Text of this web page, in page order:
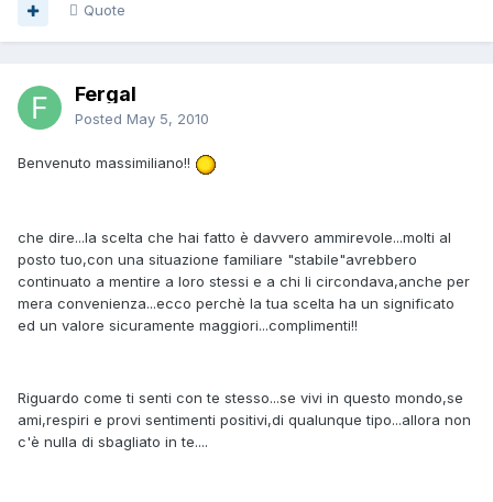
Quote
Fergal
Posted May 5, 2010
Benvenuto massimiliano!!
che dire...la scelta che hai fatto è davvero ammirevole...molti al
posto tuo,con una situazione familiare "stabile"avrebbero
continuato a mentire a loro stessi e a chi li circondava,anche per
mera convenienza...ecco perchè la tua scelta ha un significato
ed un valore sicuramente maggiori...complimenti!!
Riguardo come ti senti con te stesso...se vivi in questo mondo,se
ami,respiri e provi sentimenti positivi,di qualunque tipo...allora non
c'è nulla di sbagliato in te....